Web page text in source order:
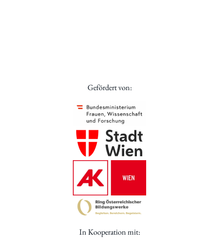
Gefördert von:
In Kooperation mit: